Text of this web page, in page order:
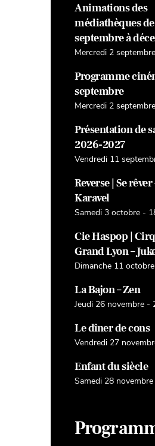
Animations des
médiathèques de
septembre à
Mercredi 2
Programme
septembre
Mercredi 2
Présentation de
2026-2027
Vendredi 11
Reverse | Se
Karavel
Samedi 3 octobre -
Cie Haspop |
Grand Lyon –
Dimanche 11
La Bajon – Zen
Jeudi 26 novembre -
Le dîner de cons
Vendredi 27
Enfant du siècle
Samedi 28